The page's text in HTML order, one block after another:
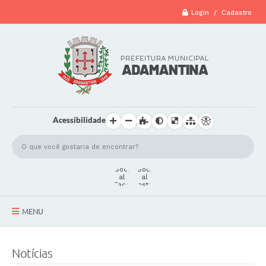
Login / Cadastro
Acessibilidade
MENU
Notícias